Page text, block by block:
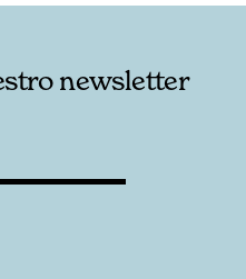
newsletter